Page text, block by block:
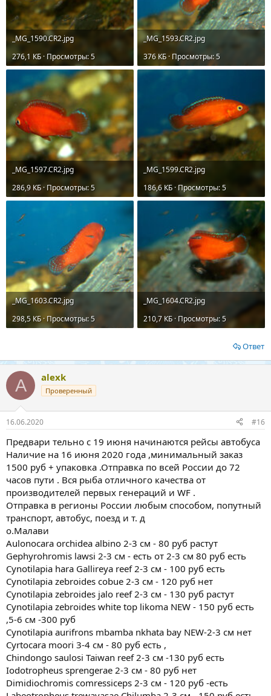
_MG_1590.CR2.jpg
276,1 КБ · Просмотры: 5
_MG_1593.CR2.jpg
376 КБ · Просмотры: 5
_MG_1597.CR2.jpg
286,9 КБ · Просмотры: 5
_MG_1599.CR2.jpg
186,6 КБ · Просмотры: 5
_MG_1603.CR2.jpg
298,5 КБ · Просмотры: 5
_MG_1604.CR2.jpg
210,7 КБ · Просмотры: 5
Ответ
A alexk
Проверенный
16.06.2020 #16
Предвари тельно с 19 июня начинаются рейсы автобуса
Наличие на 16 июня 2020 года ,минимальный заказ
1500 руб + упаковка .Отправка по всей России до 72
часов пути . Вся рыба отличного качества от
производителей первых генераций и WF .
Отправка в регионы России любым способом, попутный
транспорт, автобус, поезд и т. д
о.Малави
Aulonocara orсhidea albino 2-3 см - 80 руб растут
Gephyrohromis lawsi 2-3 см - есть от 2-3 см 80 руб есть
Cynotilapia hara Gallireya reef 2-3 см - 100 руб есть
Cynotilapia zebroides cobue 2-3 см - 120 руб нет
Cynotilapia zebroides jalo reef 2-3 см - 130 руб растут
Cynotilapia zebroides white top likoma NEW - 150 руб есть
,5-6 см -300 руб
Cynotilapia aurifrons mbamba nkhata bay NEW-2-3 см нет
Cyrtocara moori 3-4 см - 80 руб есть ,
Chindongo saulosi Taiwan reef 2-3 см -130 руб есть
Iodotropheus sprengerae 2-3 см - 80 руб нет
Dimidiochromis comressiceps 2-3 см - 120 руб -есть